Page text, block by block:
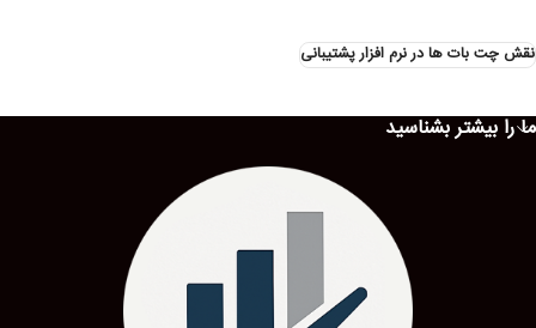
نقش چت بات‌ ها در نرم‌ افزار پشتیبانی
ما را بیشتر بشناسید